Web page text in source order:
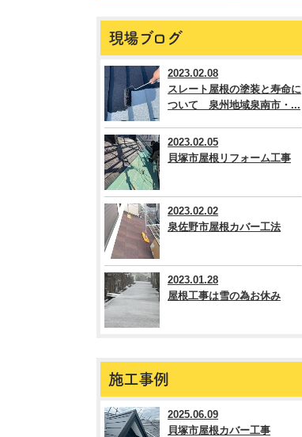
現場ブログ
2023.02.08
スレート屋根の塗装と寿命に
ついて 泉州地域泉南市・...
2023.02.05
貝塚市屋根リフォーム工事
2023.02.02
泉佐野市屋根カバー工法
2023.01.28
屋根工事は雪の為お休み
施工事例
2025.06.09
貝塚市屋根カバー工事